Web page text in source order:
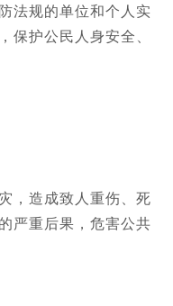
规的单位和个人实
保护公民人身安全、
造成致人重伤、死
严重后果，危害公共